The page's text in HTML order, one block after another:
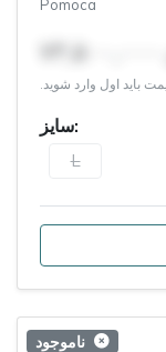
Pomoca
باید اول وارد شوید.
سایز:
L
ناموجود